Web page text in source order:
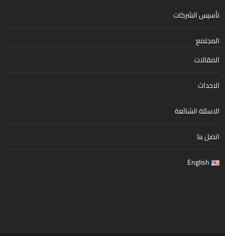
تأسيس الشركات
المجتمع
المقالات
الاحداث
الاسئلة الشائعة
اتصل بنا
English